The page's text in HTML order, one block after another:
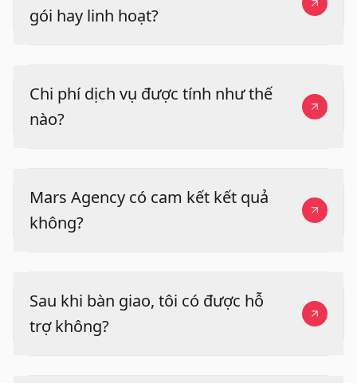
gói hay linh hoạt?
Chi phí dịch vụ được tính như thế
nào?
Mars Agency có cam kết kết quả
không?
Sau khi bàn giao, tôi có được hỗ
trợ không?